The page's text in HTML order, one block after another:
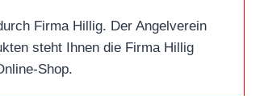
Firma Hillig. Der Angelverein
steht Ihnen die Firma Hillig
Shop.